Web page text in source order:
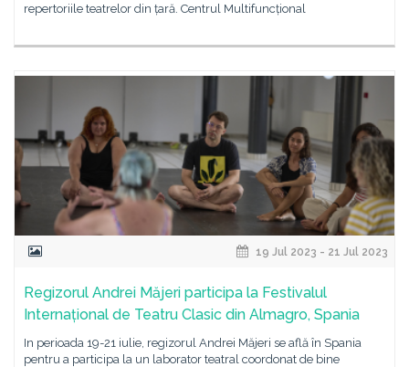
repertoriile teatrelor din țară. Centrul Multifuncțional
19 Jul 2023 - 21 Jul 2023
Regizorul Andrei Măjeri participa la Festivalul
Internațional de Teatru Clasic din Almagro, Spania
In perioada 19-21 iulie, regizorul Andrei Măjeri se află în Spania
pentru a participa la un laborator teatral coordonat de bine